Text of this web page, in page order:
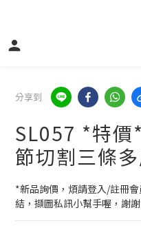
分享到
SL057 *特價
節切割三條
*新品詢價，煩請登入/註冊
結，擷圖私訊小幫手喔，謝